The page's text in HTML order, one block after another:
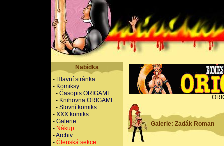
Nabídka
- Hlavní stránka
- Komiksy
- Časopis ORIGAMI
- Knihovna ORIGAMI
- Slovní komiks
- XXX komiks
- Galerie
- Nákup
-Archiv
- Členská sekce
Galerie: Zadák Roman